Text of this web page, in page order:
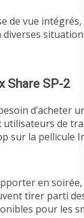
de vue
Share SP-2
d’acheter
utilisateurs de
sur la pellicule
en
tirer parti
pour les